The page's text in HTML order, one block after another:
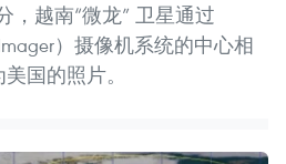
，越南“微龙” 卫星通过
）摄像机系统的中心相
国的照片。